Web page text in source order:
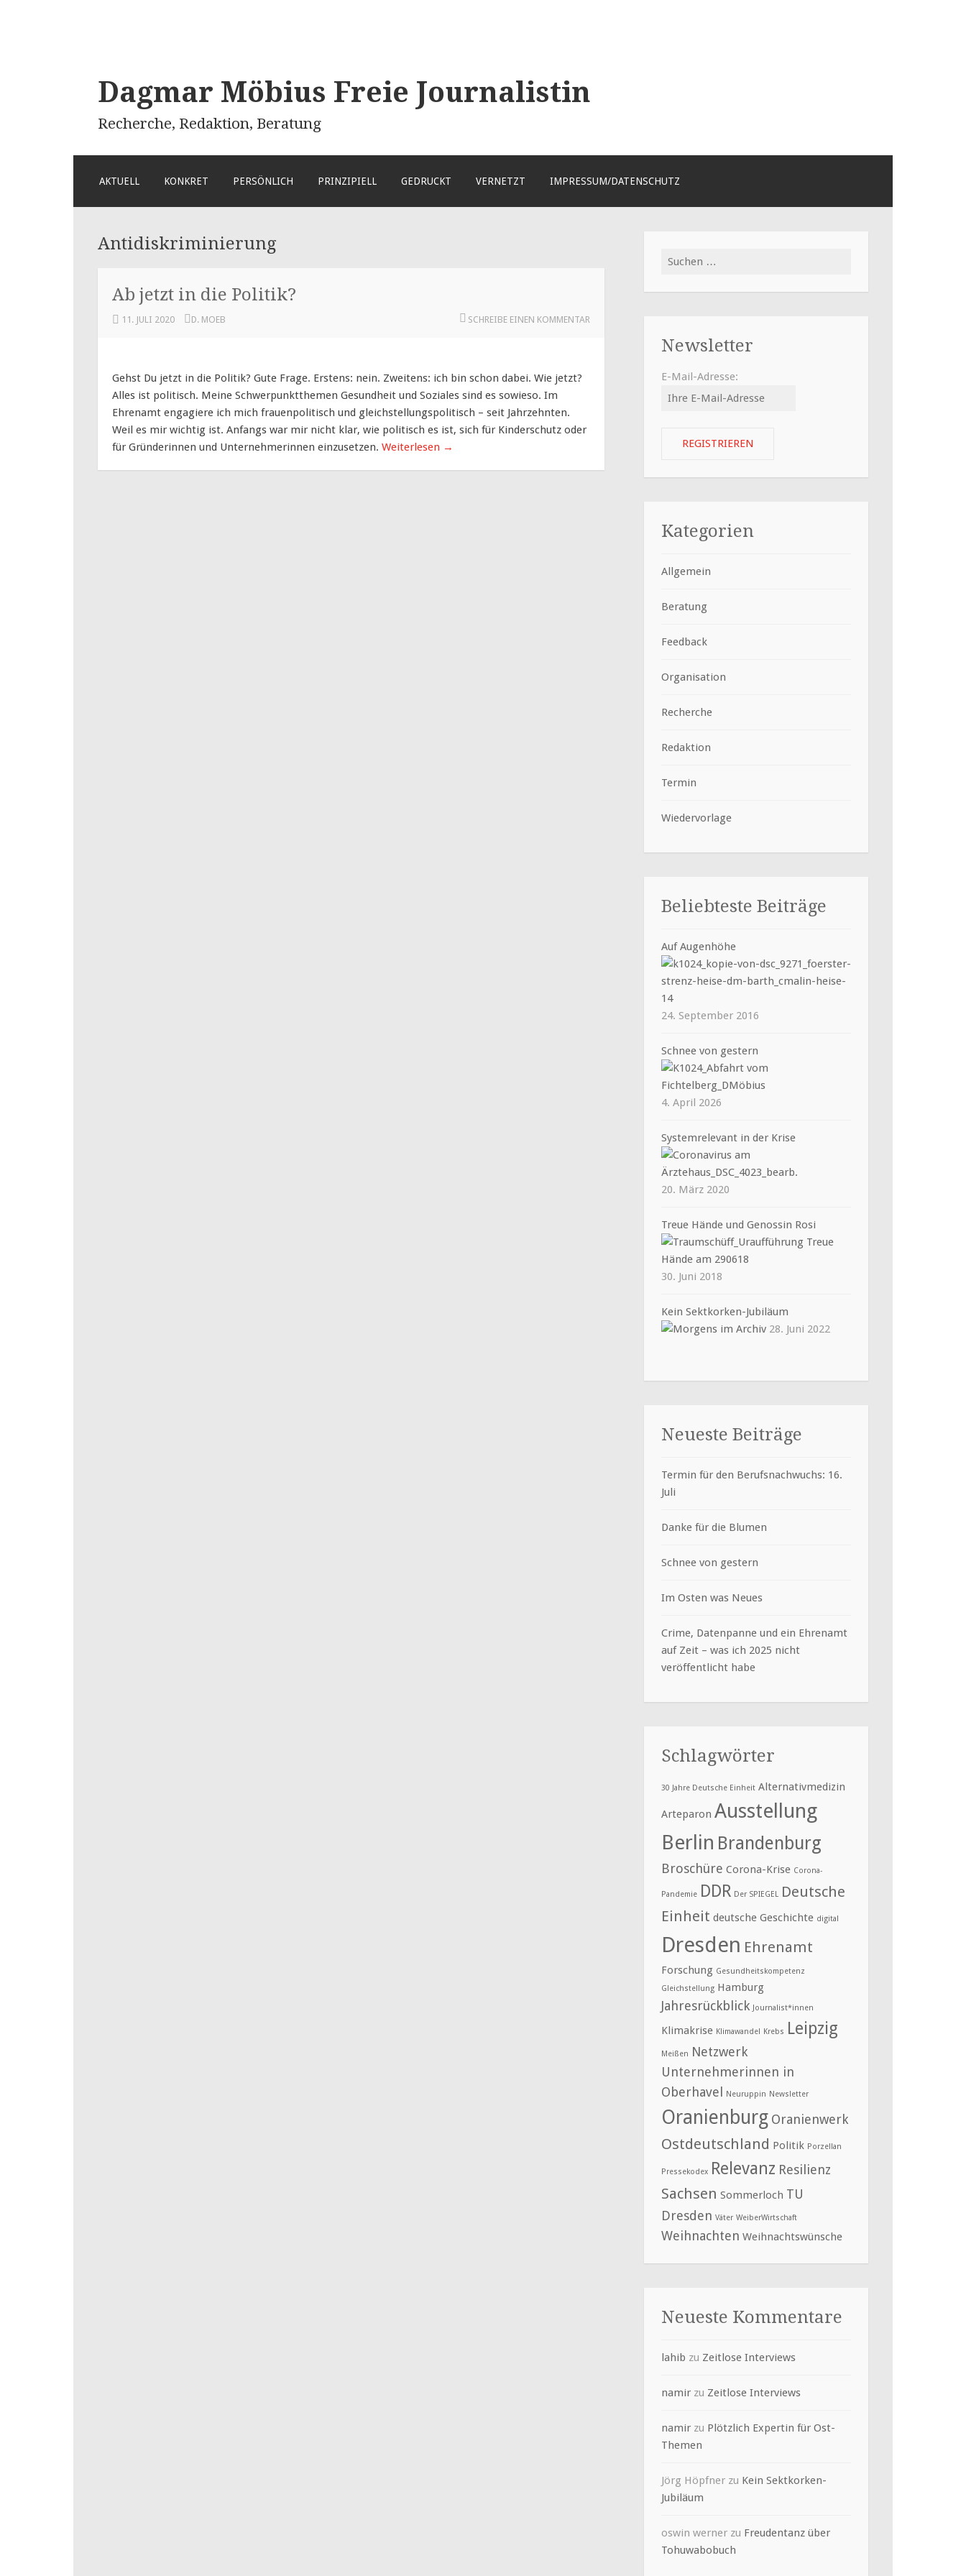
Dagmar Möbius Freie Journalistin
Recherche, Redaktion, Beratung
SPRINGEN
AKTUELL KONKRET PERSÖNLICH PRINZIPIELL GEDRUCKT VERNETZT IMPRESSUM/DATENSCHUTZ
Antidiskriminierung
Ab jetzt in die Politik?
11. JULI 2020 D. MOEB SCHREIBE EINEN KOMMENTAR
Gehst Du jetzt in die Politik? Gute Frage. Erstens: nein. Zweitens: ich bin schon dabei. Wie jetzt?
Alles ist politisch. Meine Schwerpunktthemen Gesundheit und Soziales sind es sowieso. Im
Ehrenamt engagiere ich mich frauenpolitisch und gleichstellungspolitisch – seit Jahrzehnten.
Weil es mir wichtig ist. Anfangs war mir nicht klar, wie politisch es ist, sich für Kinderschutz oder
für Gründerinnen und Unternehmerinnen einzusetzen. Weiterlesen →
Suchen
Newsletter
E-Mail-Adresse:
Kategorien
Allgemein
Beratung
Feedback
Organisation
Recherche
Redaktion
Termin
Wiedervorlage
Beliebteste Beiträge
Auf Augenhöhe
24. September 2016
Schnee von gestern
4. April 2026
Systemrelevant in der Krise
20. März 2020
Treue Hände und Genossin Rosi
30. Juni 2018
Kein Sektkorken-Jubiläum
28. Juni 2022
Neueste Beiträge
Termin für den Berufsnachwuchs: 16.
Juli
Danke für die Blumen
Schnee von gestern
Im Osten was Neues
Crime, Datenpanne und ein Ehrenamt
auf Zeit – was ich 2025 nicht
veröffentlicht habe
Schlagwörter
30 Jahre Deutsche Einheit Alternativmedizin
Arteparon Ausstellung
Berlin Brandenburg
Broschüre Corona-Krise Corona-
Pandemie DDR Der SPIEGEL Deutsche
Einheit deutsche Geschichte digital
Dresden Ehrenamt
Forschung Gesundheitskompetenz
Gleichstellung Hamburg
Jahresrückblick Journalist*innen
Klimakrise Klimawandel Krebs Leipzig
Meißen Netzwerk
Unternehmerinnen in
Oberhavel
Neuruppin Newsletter
Oranienburg Oranienwerk
Ostdeutschland Politik Porzellan
Pressekodex Relevanz Resilienz
Sachsen Sommerloch TU
Dresden Väter WeiberWirtschaft
Weihnachten Weihnachtswünsche
Neueste Kommentare
lahib zu Zeitlose Interviews
namir zu Zeitlose Interviews
namir zu Plötzlich Expertin für Ost-
Themen
Jörg Höpfner zu Kein Sektkorken-
Jubiläum
oswin werner zu Freudentanz über
Tohuwabobuch